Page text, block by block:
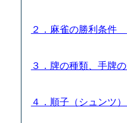
２．麻雀の勝利条件
３．牌の種類、手牌
４．順子（シュンツ